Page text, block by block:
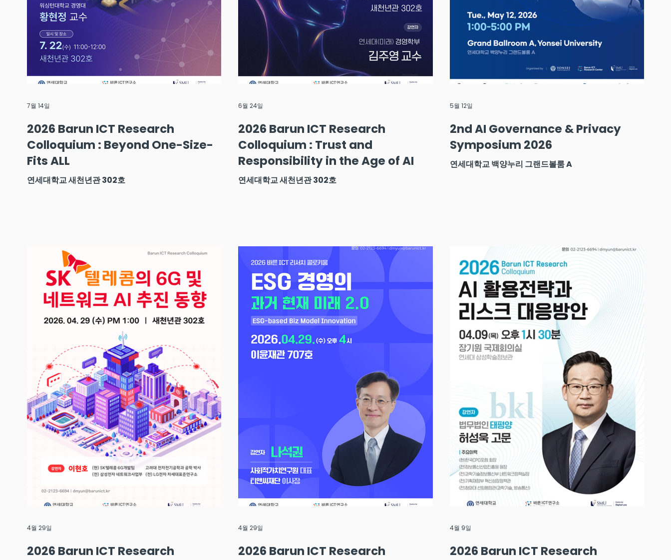
2026 Barun ICT Research
Colloquium : Beyond One-Size-
Fits ALL
연세대학교 새천년관 302호
7월 14일
2026 Barun ICT Research
Colloquium : Trust and
Responsibility in the Age of AI
연세대학교 새천년관 302호
6월 24일
2nd AI Governance & Privacy
Symposium 2026
연세대학교 백양누리 그랜드볼룸 A
5월 12일
2026 Barun ICT Research
4월 29일
2026 Barun ICT Research
4월 29일
2026 Barun ICT Research
4월 9일